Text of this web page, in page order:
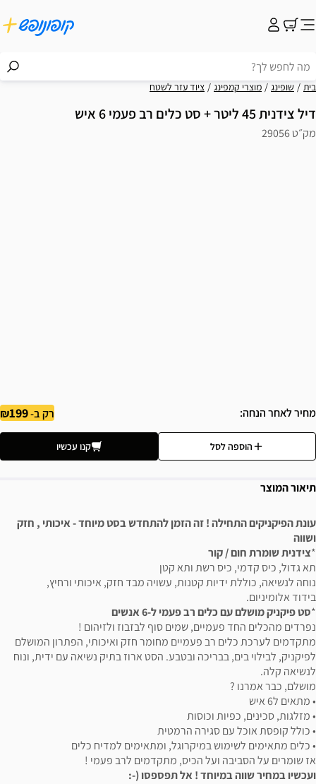
בית שופינג מוצרי קמפינג ציוד עזר לשטח
דיל צידנית 45 ליטר + סט כלים רב פעמי 6 איש
מק״ט 29056
מחיר לאחר הנחה רק ב-199
הוספה לסל קנו עכשיו
תיאור המוצר
עונת הפיקניקים התחילה ! זה הזמן להתחדש בסט מיוחד - איכותי , חזק
ושווה
*צידנית שומרת חום / קור
תא גדול, כיס קדמי, כיס רשת ותא קטן
נוחה לנשיאה, כוללת ידיות קטנות, עשויה מבד חזק, איכותי ורחיץ,
בידוד אלומיניום.
*סט פיקניק מושלם עם כלים רב פעמי ל-6 אנשים
נפרדים מהכלים החד פעמיים, שמים סוף לבזבוז ולזיהום !
מתקדמים לערכת כלים רב פעמיים מחומר חזק ואיכותי, הפתרון המושלם
לפיקניק, לבילוי בים, בבריכה ובטבע. הסט ארוז בתיק נשיאה עם ידית, ונוח
לנשיאה קלה.
מושלם, כבר אמרנו ?
• מתאים ל6 איש
• מזלגות, סכינים, כפיות וכוסות
• כולל קופסת אוכל עם סגירה הרמטית
• כלים מתאימים לשימוש במיקרוגל, ומתאימים למדיח כלים
אז שומרים על הסביבה ועל הכיס, מתקדמים לרב פעמי !
ועכשיו במחיר שווה במיוחד ! אל תפספסו (-: